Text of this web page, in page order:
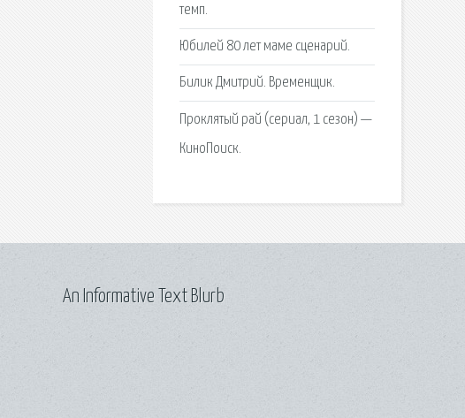
темп.
Юбилей 80 лет маме сценарий.
Билик Дмитрий. Временщик.
Проклятый рай (сериал, 1 сезон) —
КиноПоиск.
An Informative Text Blurb